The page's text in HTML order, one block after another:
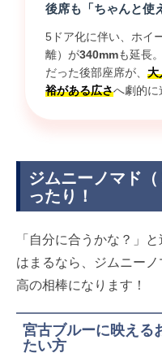
後席も「ちゃんと使
5ドア化に伴い、ホイ
離）が340mmも延長
だった後部座席が、 大
裕がある広さへ劇的に
ジムニーノマド
ったり！
「自分に合うかな？」
はまるなら、ジムニー
高の相棒になります！
宮古ブルーに映える
たい方